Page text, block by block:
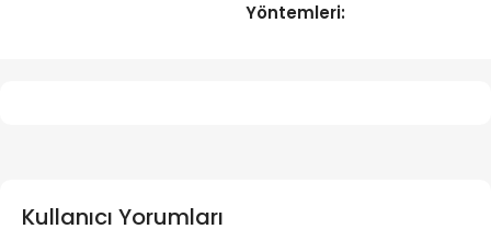
Yöntemleri:
Kullanıcı Yorumları